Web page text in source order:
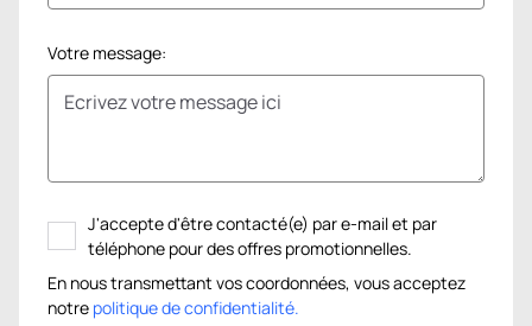
Votre message:
J'accepte d'être contacté(e) par e-mail et par
téléphone pour des offres promotionnelles.
En nous transmettant vos coordonnées, vous acceptez
notre politique de confidentialité.